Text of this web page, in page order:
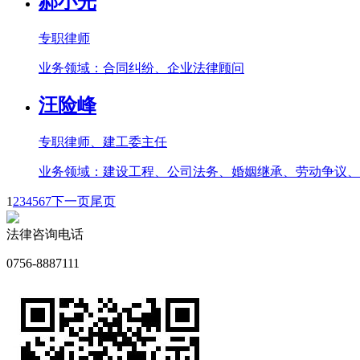
专职律师
业务领域：合同纠纷、企业法律顾问
汪险峰
专职律师、建工委主任
业务领域：建设工程、公司法务、婚姻继承、劳动争议
1 234567下一页尾页
法律咨询电话
0756-8887111